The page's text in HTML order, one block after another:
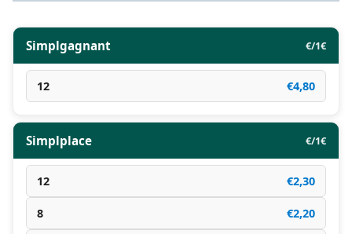
Simplgagnant €/1€
12 €4,80
Simplplace €/1€
12 €2,30
8 €2,20